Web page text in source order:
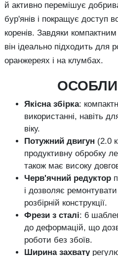
й активно перемішує
бур'янів і покращує доступ
коренів. Завдяки компактним
він ідеально підходить для
оранжереях і на клумбах.
Якісна збірка:
використанні, навіть
віку.
Потужний двигун (2.0
продуктивну обробку
також має високу
Черв'ячний редуктор
і дозволяє
розбірній конструкції.
Фрези з сталі: 6
до деформацій, що
роботи без збоїв.
Ширина захвату